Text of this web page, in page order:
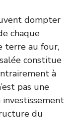
dompter
chaque
terre au four,
constitue
à
pas une
du